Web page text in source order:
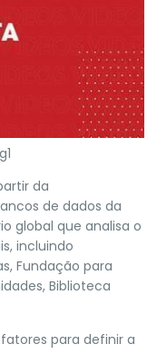
da
de dados da
global que analisa o
incluindo
Fundação para
Biblioteca
para definir a